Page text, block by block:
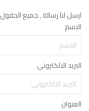
ارسل لنا رسالة , جميع الحقول
الاسم
البريد الالكتروني
العنوان